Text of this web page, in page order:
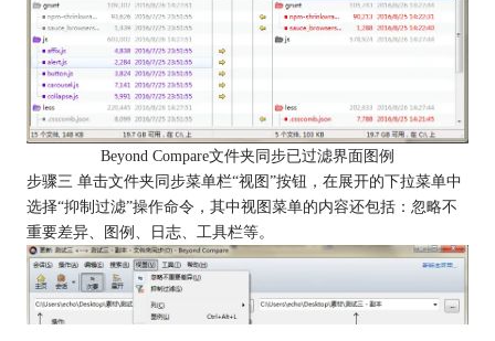
Beyond Compare文件夹同步已过滤界面图例
步骤三 单击文件夹同步菜单栏“视图”按钮，在展开的下拉菜单中
选择“抑制过滤”操作命令，其中视图菜单的内容还包括：忽略不
重要差异、图例、日志、工具栏等。